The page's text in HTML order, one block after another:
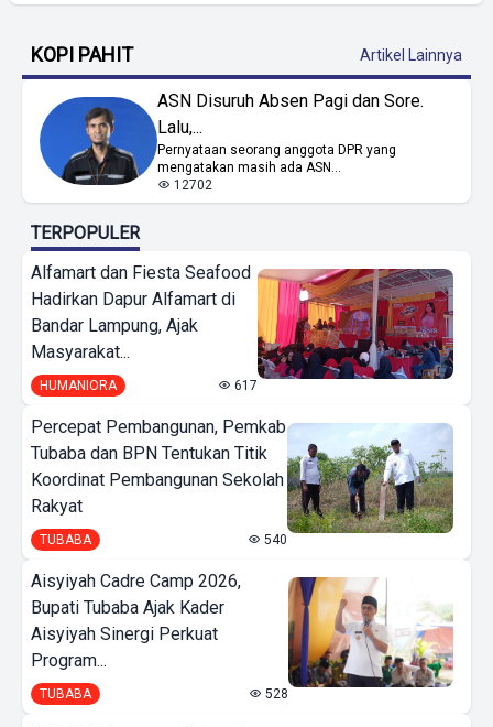
KOPI PAHIT Artikel Lainnya
ASN Disuruh Absen Pagi dan Sore.
Lalu,...
Pernyataan seorang anggota DPR yang
mengatakan masih ada ASN...
12702
TERPOPULER
Alfamart dan Fiesta Seafood
Hadirkan Dapur Alfamart di
Bandar Lampung, Ajak
Masyarakat...
HUMANIORA 617
Percepat Pembangunan, Pemkab
Tubaba dan BPN Tentukan Titik
Koordinat Pembangunan Sekolah
Rakyat
TUBABA 540
Aisyiyah Cadre Camp 2026,
Bupati Tubaba Ajak Kader
Aisyiyah Sinergi Perkuat
Program...
TUBABA 528